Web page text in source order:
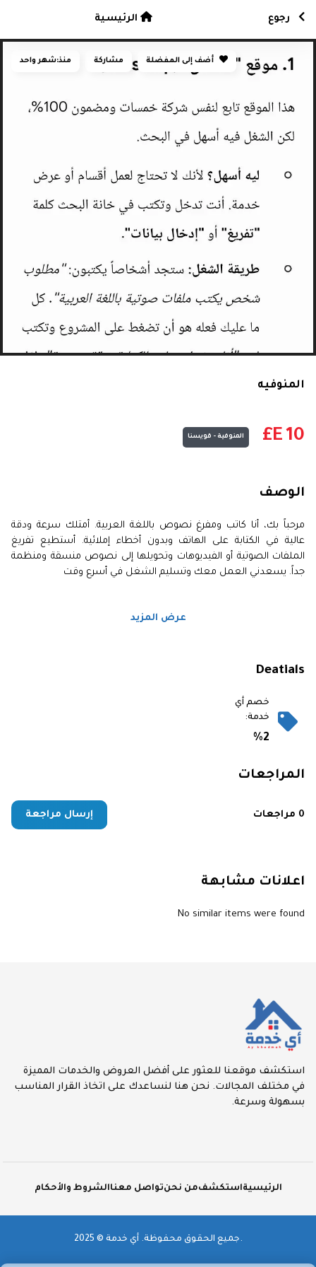
أضف إلى المفضلة مشاركة منذ:شهر واحد
المنوفيه
E£ 10 المنوفية - قويسنا
الوصف
مرحباً بك، أنا كاتب ومفرغ نصوص باللغة العربية. أمتلك سرعة ودقة
عالية في الكتابة على الهاتف وبدون أخطاء إملائية. أستطيع تفريغ
الملفات الصوتية أو الفيديوهات وتحويلها إلى نصوص منسقة ومنظمة
جداً. يسعدني العمل معك وتسليم الشغل في أسرع وقت
عرض المزيد
Deatials
خصم أي
خدمة:
%2
المراجعات
0 مراجعات إرسال مراجعة
رجوع الرئيسية
اعلانات مشابهة
No similar items were found
استكشف موقعنا للعثور على أفضل العروض والخدمات المميزة
في مختلف المجالات. نحن هنا لنساعدك على اتخاذ القرار المناسب
بسهولة وسرعة.
الرئيسيةاستكشفمن نحنتواصل معناالشروط والأحكام
2025 © جميع الحقوق محفوظة. أي خدمة.